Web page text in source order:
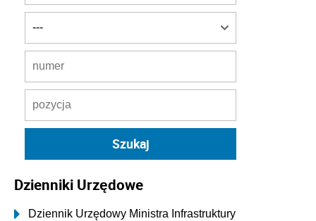
Dzienniki Urzędowe
Dziennik Urzędowy Ministra Infrastruktury